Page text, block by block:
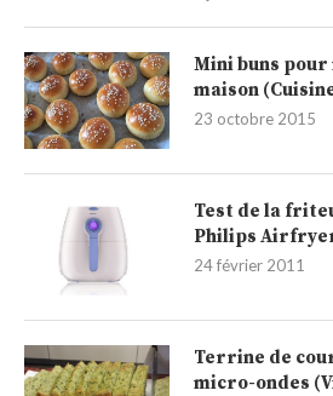
Mini buns
maison
23 octobre 2015
Test de la
Philips Airfryer
24 février 2011
Terrine de
micro-ondes